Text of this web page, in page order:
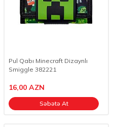
Pul Qabı Minecraft Dizaynlı
Smiggle 382221
16,00 AZN
Səbətə At